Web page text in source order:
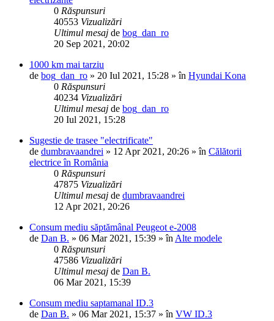
0 Răspunsuri
40553 Vizualizări
Ultimul mesaj de bog_dan_ro
20 Sep 2021, 20:02
1000 km mai tarziu
de bog_dan_ro » 20 Iul 2021, 15:28 » în Hyundai Kona
0 Răspunsuri
40234 Vizualizări
Ultimul mesaj de bog_dan_ro
20 Iul 2021, 15:28
Sugestie de trasee "electrificate"
de dumbravaandrei » 12 Apr 2021, 20:26 » în Călătorii
electrice în România
0 Răspunsuri
47875 Vizualizări
Ultimul mesaj de dumbravaandrei
12 Apr 2021, 20:26
Consum mediu săptămânal Peugeot e-2008
de Dan B. » 06 Mar 2021, 15:39 » în Alte modele
0 Răspunsuri
47586 Vizualizări
Ultimul mesaj de Dan B.
06 Mar 2021, 15:39
Consum mediu saptamanal ID.3
de Dan B. » 06 Mar 2021, 15:37 » în VW ID.3